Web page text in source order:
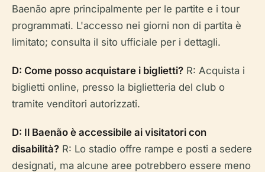
Baenão apre principalmente per le partite e i tour
programmati. L'accesso nei giorni non di partita è
limitato; consulta il sito ufficiale per i dettagli.
D: Come posso acquistare i biglietti? R: Acquista i
biglietti online, presso la biglietteria del club o
tramite venditori autorizzati.
D: Il Baenão è accessibile ai visitatori con
disabilità? R: Lo stadio offre rampe e posti a sedere
designati, ma alcune aree potrebbero essere meno